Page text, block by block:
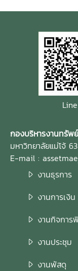
แม่โจ้ ผู้สนใจประส
ฟอร์มใบสมัครได้ที่
คารอิงคศรีกสิการ
Line
กองบริหารงานทรัพ
มหาวิทยาลัยแม่โจ้
E-mail :
งาน
งาน
งานกิจ
งาน
งา